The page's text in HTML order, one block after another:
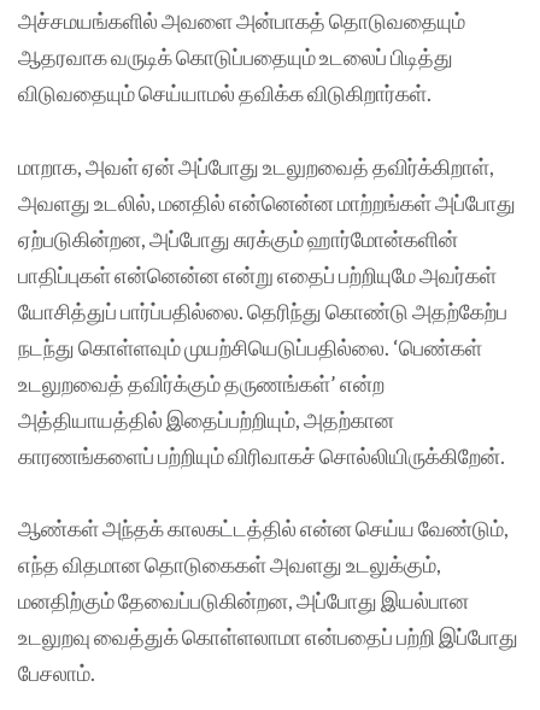
அச்சமயங்களில் அவளை அன்பாகத் தொடுவதையும்
ஆதரவாக வருடிக் கொடுப்பதையும் உடலைப் பிடித்து
விடுவதையும் செய்யாமல் தவிக்க விடுகிறார்கள்.
மாறாக, அவள் ஏன் அப்போது உடலுறவைத் தவிர்க்கிறாள்,
அவளது உடலில், மனதில் என்னென்ன மாற்றங்கள் அப்போது
ஏற்படுகின்றன, அப்போது சுரக்கும் ஹார்மோன்களின்
பாதிப்புகள் என்னென்ன என்று எதைப் பற்றியுமே அவர்கள்
யோசித்துப் பார்ப்பதில்லை. தெரிந்து கொண்டு அதற்கேற்ப
நடந்து கொள்ளவும் முயற்சியெடுப்பதில்லை. ‘பெண்கள்
உடலுறவைத் தவிர்க்கும் தருணங்கள்’ என்ற
அத்தியாயத்தில் இதைப்பற்றியும், அதற்கான
காரணங்களைப் பற்றியும் விரிவாகச் சொல்லியிருக்கிறேன்.
ஆண்கள் அந்தக் காலகட்டத்தில் என்ன செய்ய வேண்டும்,
எந்த விதமான தொடுகைகள் அவளது உடலுக்கும்,
மனதிற்கும் தேவைப்படுகின்றன, அப்போது இயல்பான
உடலுறவு வைத்துக் கொள்ளலாமா என்பதைப் பற்றி இப்போது
பேசலாம்.